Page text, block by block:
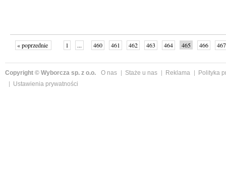
« poprzednie 1 ... 460 461 462 463 464 465 466
467
Copyright © Wyborcza sp. z o.o. O nas Staże u nas Reklama
Polityka
Ustawienia prywatności